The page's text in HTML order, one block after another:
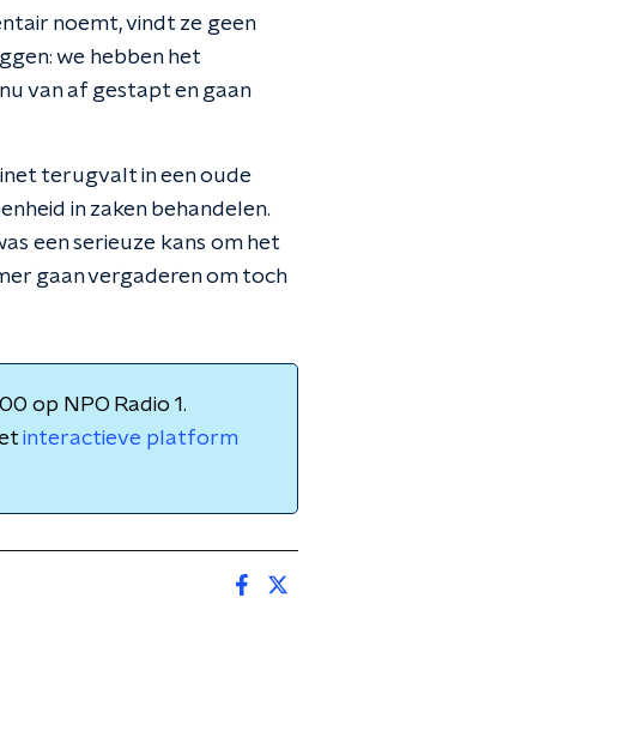
noemt, vindt ze geen
we hebben het
van af gestapt en gaan
terugvalt in een oude
in zaken behandelen.
een serieuze kans om het
gaan vergaderen om toch
op NPO Radio 1.
interactieve platform